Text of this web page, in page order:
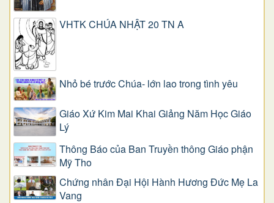
VHTK CHÚA NHẬT 20 TN A
Nhỏ bé trước Chúa- lớn lao trong tình yêu
Giáo Xứ Kim Mai Khai Giảng Năm Học Giáo
Lý
Thông Báo của Ban Truyền thông Giáo phận
Mỹ Tho
Chứng nhân Đại Hội Hành Hương Đức Mẹ La
Vang